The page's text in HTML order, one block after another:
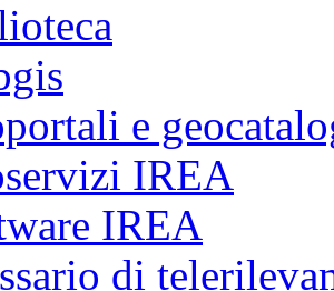
e
IREA
IREA
di